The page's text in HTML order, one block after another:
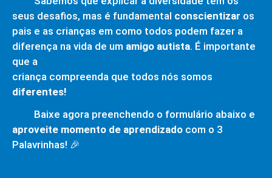
seus desafios, mas é fundamental conscientizar os
pais e as crianças em como todos podem fazer a
diferença na vida de um amigo autista. É importante
que a
criança compreenda que todos nós somos
diferentes!
Baixe agora preenchendo o formulário abaixo e
aproveite momento de aprendizado com o 3
Palavrinhas! 🎉